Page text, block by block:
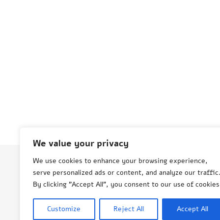
We value your privacy
We use cookies to enhance your browsing experience,
serve personalized ads or content, and analyze our traffic.
By clicking "Accept All", you consent to our use of
Customize Reject All Accept All
© Aneta Grenda Życie i podróże